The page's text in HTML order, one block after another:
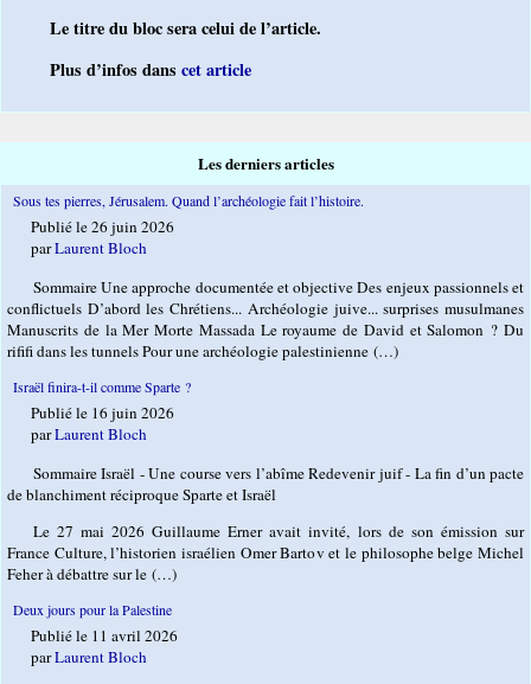
Le titre du bloc sera celui de l’article.
Plus d’infos danscet article
Les derniers articles
Sous tes pierres, Jérusalem. Quand l’archéologie fait l’histoire.
Publié le 26 juin 2026
parLaurent Bloch
Sommaire Une approche documentée et objective Des enjeux passionnels et
conflictuels D’abord les Chrétiens... Archéologie juive... surprises musulmanes
Manuscrits de la Mer Morte Massada Le royaume de David et Salomon ? Du
rififi dans les tunnels Pour une archéologie palestinienne (…)
Israël finira-t-il comme Sparte ?
Publié le 16 juin 2026
parLaurent Bloch
Sommaire Israël - Une course vers l’abîme Redevenir juif - La fin d’un pacte
de blanchiment réciproque Sparte et Israël
Le 27 mai 2026 Guillaume Erner avait invité, lors de son émission sur
France Culture, l’historien israélien Omer Bartov et le philosophe belge Michel
Feher à débattre sur le (…)
Deux jours pour la Palestine
Publié le 11 avril 2026
parLaurent Bloch